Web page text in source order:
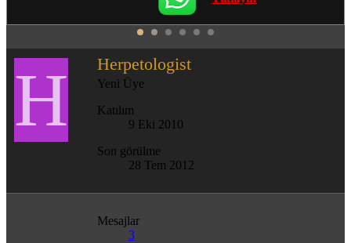
H Herpetologist
Yeni Üye
Katılım
9 Eki 2010
Son görülme
28 Tem 2012
Mesajlar
3